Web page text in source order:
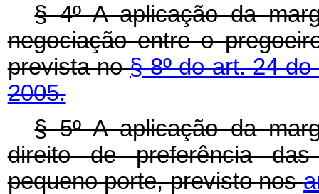
§ 4º A aplicação da
negociação entre o
prevista no§ 8º do art. 24
2005.
§ 5º A aplicação da
direito de preferência
pequeno porte, previsto nos